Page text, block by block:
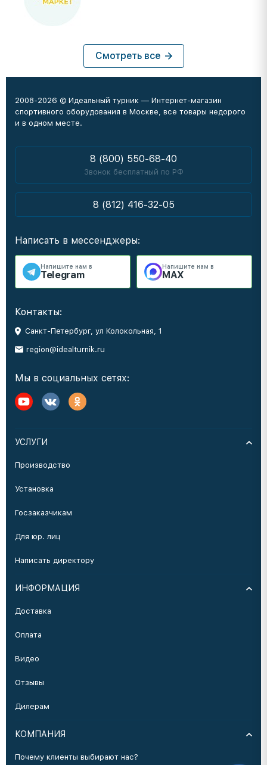
Смотреть все
2008-2026 © Идеальный турник — Интернет-магазин
спортивного оборудования в Москве, все товары недорого
и в одном месте.
8 (800) 550-68-40
Звонок бесплатный по РФ
8 (812) 416-32-05
Написать в мессенджеры:
Напишите нам в
Telegram
Напишите нам в
MAX
Контакты:
Санкт-Петербург, ул Колокольная, 1
region@idealturnik.ru
Мы в социальных сетях:
УСЛУГИ
Производство
Установка
Госзаказчикам
Для юр. лиц
Написать директору
ИНФОРМАЦИЯ
Доставка
Оплата
Видео
Отзывы
Дилерам
КОМПАНИЯ
Почему клиенты выбирают нас?